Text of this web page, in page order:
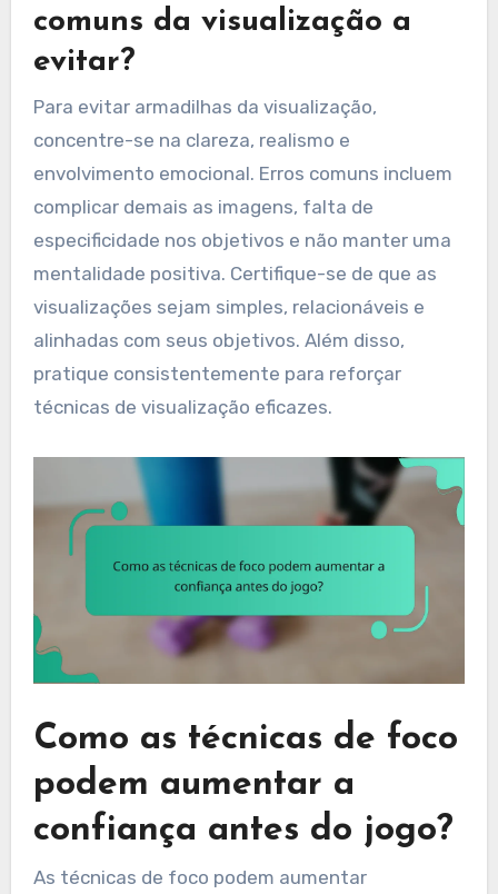
comuns da visualização a
evitar?
Para evitar armadilhas da visualização,
concentre-se na clareza, realismo e
envolvimento emocional. Erros comuns incluem
complicar demais as imagens, falta de
especificidade nos objetivos e não manter uma
mentalidade positiva. Certifique-se de que as
visualizações sejam simples, relacionáveis e
alinhadas com seus objetivos. Além disso,
pratique consistentemente para reforçar
técnicas de visualização eficazes.
Como as técnicas de foco
podem aumentar a
confiança antes do jogo?
As técnicas de foco podem aumentar